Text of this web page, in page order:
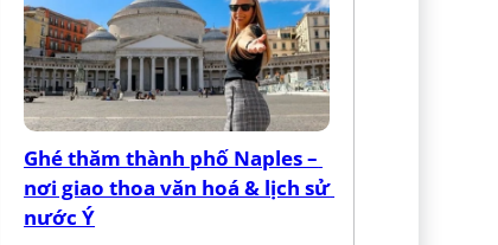
Ghé thăm thành phố Naples –
nơi giao thoa văn hoá & lịch sử
nước Ý